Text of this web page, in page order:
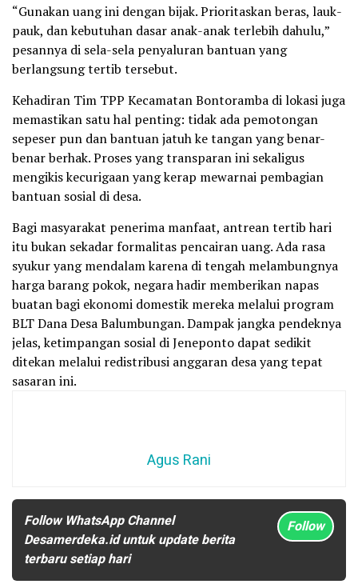
“Gunakan uang ini dengan bijak. Prioritaskan beras, lauk-
pauk, dan kebutuhan dasar anak-anak terlebih dahulu,”
pesannya di sela-sela penyaluran bantuan yang
berlangsung tertib tersebut.
Kehadiran Tim TPP Kecamatan Bontoramba di lokasi juga
memastikan satu hal penting: tidak ada pemotongan
sepeser pun dan bantuan jatuh ke tangan yang benar-
benar berhak. Proses yang transparan ini sekaligus
mengikis kecurigaan yang kerap mewarnai pembagian
bantuan sosial di desa.
Bagi masyarakat penerima manfaat, antrean tertib hari
itu bukan sekadar formalitas pencairan uang. Ada rasa
syukur yang mendalam karena di tengah melambungnya
harga barang pokok, negara hadir memberikan napas
buatan bagi ekonomi domestik mereka melalui program
BLT Dana Desa Balumbungan. Dampak jangka pendeknya
jelas, ketimpangan sosial di Jeneponto dapat sedikit
ditekan melalui redistribusi anggaran desa yang tepat
sasaran ini.
Agus Rani
Follow WhatsApp Channel
Desamerdeka.id untuk update berita
terbaru setiap hari
Follow